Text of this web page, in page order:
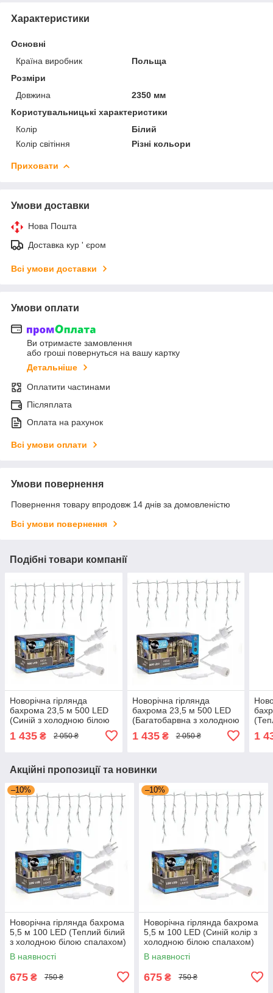
Характеристики
Основні
Країна виробник
Польща
Розміри
Довжина
2350 мм
Користувальницькі характеристики
Колір
Білий
Колір світіння
Різні кольори
Приховати
Умови доставки
Нова Пошта
Доставка кур ' єром
Всі умови доставки
Умови оплати
Ви отримаєте замовлення
або гроші повернуться на вашу картку
Детальніше
Оплатити частинами
Післяплата
Оплата на рахунок
Всі умови оплати
Умови повернення
Повернення товару впродовж 14 днів за домовленістю
Всі умови повернення
Подібні товари компанії
Новорічна гірлянда
бахрома 23,5 м 500 LED
(Синій з холодною білою
1 435 ₴ 2 050 ₴
Новорічна гірлянда
бахрома 23,5 м 500 LED
(Багатобарвна з холодною
1 435₴ 2 050 ₴ 1
Акційні пропозиції та новинки
–10%
Новорічна гірлянда бахрома
5,5 м 100 LED (Теплий білий
з холодною білою спалахом)
В наявності
675 ₴ 750 ₴
–10%
Новорічна гірлянда бахрома
5,5 м 100 LED (Синій колір з
холодною білою спалахом)
В наявності
675 ₴ 750 ₴